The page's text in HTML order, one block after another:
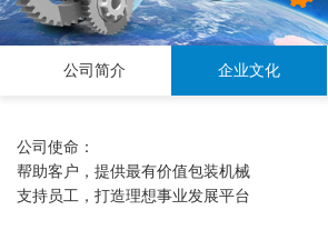
公司简介 企业文化
公司使命：
帮助客户，提供最有价值包装机械
支持员工，打造理想事业发展平台